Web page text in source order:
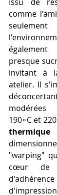
comme
presque
invitant à
atelier. Il
modérées
190∘C et
thermique
"warping"
cœur de